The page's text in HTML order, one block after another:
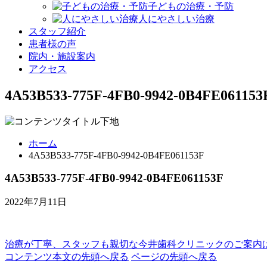
子どもの治療・予防
人にやさしい治療
スタッフ紹介
患者様の声
院内・施設案内
アクセス
4A53B533-775F-4FB0-9942-
ホーム
4A53B533-775F-4FB0-9942-0B4FE061153F
4A53B533-775F-4FB0-9942-0B4FE061153F
2022年7月11日
治療が丁寧、スタッフも親切な今井歯科クリニックのご案内
コンテンツ本文の先頭へ戻る ページの先頭へ戻る